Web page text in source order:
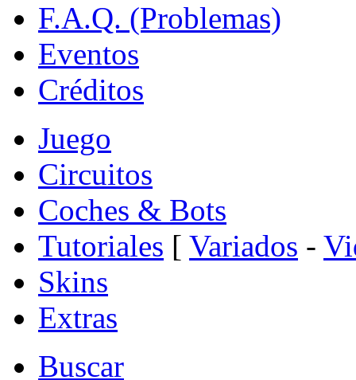
F.A.Q. (Problemas)
Eventos
Créditos
Juego
Circuitos
Coches & Bots
Tutoriales [ Variados -
Skins
Extras
Buscar